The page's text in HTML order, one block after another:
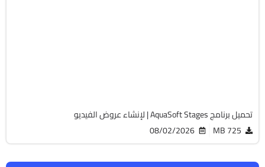
تحميل برنامج AquaSoft Stages | لإنشاء عروض الفيديو
725 MB
08/02/2026